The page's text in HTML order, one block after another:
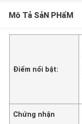
Mô Tả SảN PHẩM
Điểm nổi bật:
Chứng nhận